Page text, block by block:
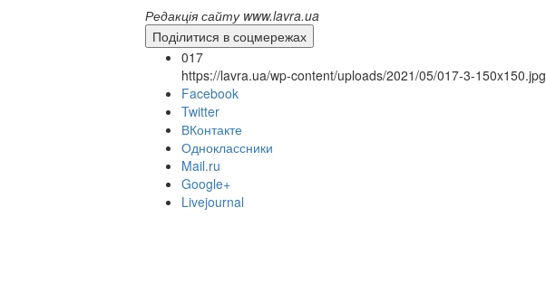
Редакція сайту www.lavra.ua
Поділитися в соцмережах
017
https://lavra.ua/wp-content/uploads/2021/05/017-3-150x150.jpg
Facebook
Twitter
ВКонтакте
Одноклассники
Mail.ru
Google+
Livejournal